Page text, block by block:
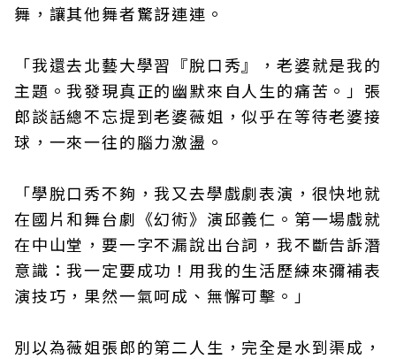
舞，讓其他舞者驚訝連連。
「我還去北藝大學習『脫口秀』，老婆就是我的
主題。我發現真正的幽默來自人生的痛苦。」張
郎談話總不忘提到老婆薇姐，似乎在等待老婆接
球，一來一往的腦力激盪。
「學脫口秀不夠，我又去學戲劇表演，很快地就
在國片和舞台劇《幻術》演邱義仁。第一場戲就
在中山堂，要一字不漏說出台詞，我不斷告訴潛
意識：我一定要成功！用我的生活歷練來彌補表
演技巧，果然一氣呵成、無懈可擊。」
別以為薇姐張郎的第二人生，完全是水到渠成，